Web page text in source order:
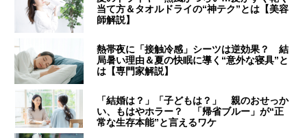
当て方＆タオルドライの“神テク”とは【美容
師解説】
熱帯夜に「接触冷感」シーツは逆効果？ 結
局暑い理由＆夏の快眠に導く“意外な寝具”と
は【専門家解説】
「結婚は？」「子どもは？」 親のおせっか
い、もはやホラー？ 「帰省ブルー」が“正
常な生存本能”と言えるワケ